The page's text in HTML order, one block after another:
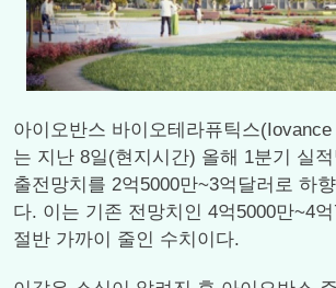
아이오반스 바이오테라퓨틱스
는 지난 8일(현지시간) 올해 1분기 실
출전망치를 2억5000만~3억달러로 하
다. 이는 기존 전망치인 4억5000만~4
절반 가까이 줄인 수치이다.